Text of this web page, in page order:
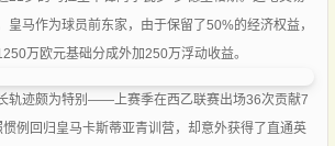
皇马作为球员前东家，由于保留了50%的经济权益，
万欧元基础分成外加250万浮动收益。
迹颇为特别——上赛季在西乙联赛出场36次贡献7
例回归皇马卡斯蒂亚青训营，却意外获得了直通英